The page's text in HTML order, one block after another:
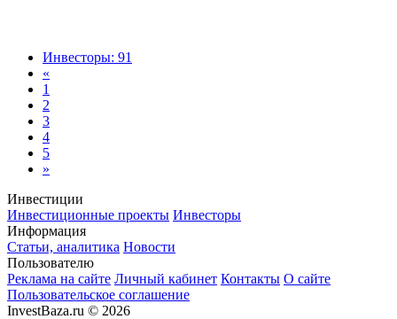
Инвесторы: 91
«
1
2
3
4
5
»
Инвестиции
Инвестиционные проекты Инвесторы
Информация
Статьи, аналитика Новости
Пользователю
Реклама на сайте Личный кабинет Контакты О сайте
Пользовательское соглашение
InvestBaza.ru © 2026